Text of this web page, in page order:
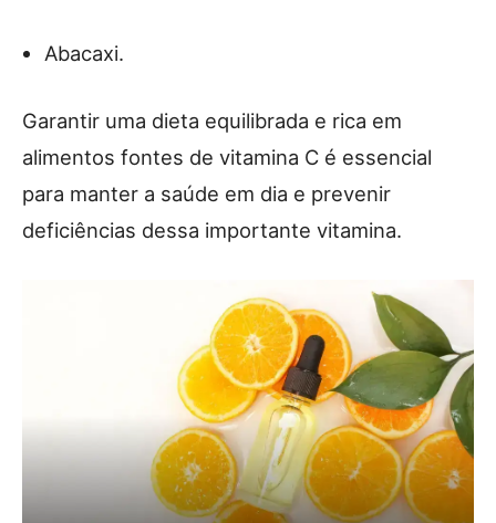
Abacaxi.
Garantir uma dieta equilibrada e rica em
alimentos fontes de vitamina C é essencial
para manter a saúde em dia e prevenir
deficiências dessa importante vitamina.